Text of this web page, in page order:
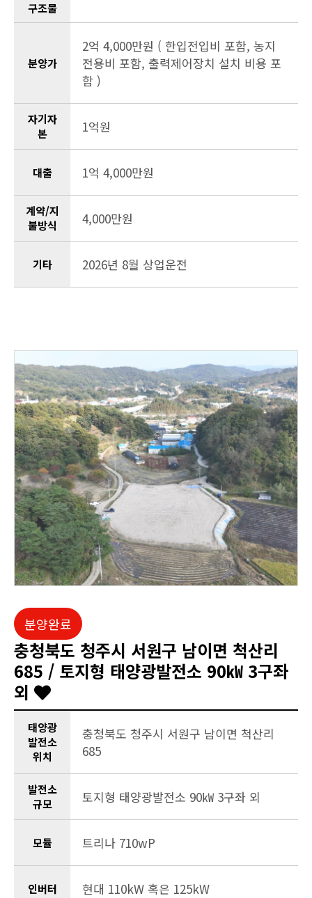
구조물
분양가
2억 4,000만원 ( 한입전입비 포함, 농지
전용비 포함, 출력제어장치 설치 비용 포
함 )
자기자
본
1억원
대출 1억 4,000만원
계약/지
불방식
4,000만원
기타 2026년 8월 상업운전
분양완료
충청북도 청주시 서원구 남이면 척산리
685 / 토지형 태양광발전소 90㎾ 3구좌
외
태양광
발전소
위치
충청북도 청주시 서원구 남이면 척산리
685
발전소
규모
토지형 태양광발전소 90㎾ 3구좌 외
모듈 트리나 710wP
인버터 현대 110kW 혹은 125kW